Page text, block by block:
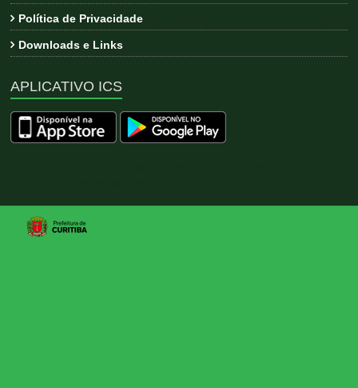
Política de Privacidade
Downloads e Links
APLICATIVO ICS